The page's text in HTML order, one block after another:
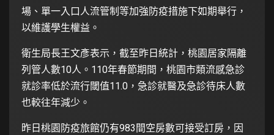
場、單一入口人流管制等加強防疫措施下如期舉行，
以維護學生權益。
衛生局長王文彥表示，截至昨日統計，桃園居家隔離
列管人數10人。110年春節期間，桃園市類流感急診
就診率低於流行閾值11.0，急診就醫及急診待床人數
也較往年減少。
昨日桃園防疫旅館仍有983間空房數可接受訂房，因